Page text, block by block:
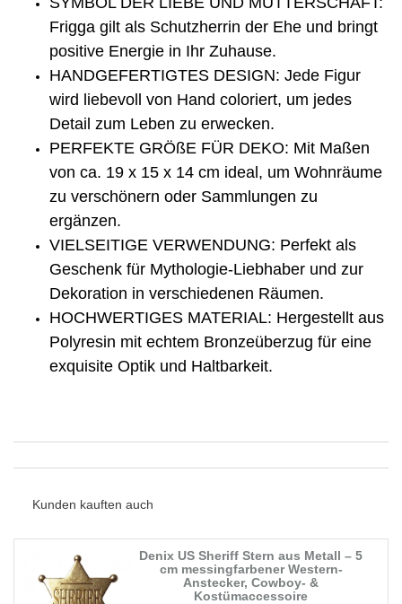
Frigga gilt als Schutzherrin der Ehe und bringt
positive Energie in Ihr Zuhause.
HANDGEFERTIGTES DESIGN: Jede Figur
wird liebevoll von Hand coloriert, um jedes
Detail zum Leben zu erwecken.
PERFEKTE GRÖßE FÜR DEKO: Mit Maßen
von ca. 19 x 15 x 14 cm ideal, um Wohnräume
zu verschönern oder Sammlungen zu
ergänzen.
VIELSEITIGE VERWENDUNG: Perfekt als
Geschenk für Mythologie-Liebhaber und zur
Dekoration in verschiedenen Räumen.
HOCHWERTIGES MATERIAL: Hergestellt aus
Polyresin mit echtem Bronzeüberzug für eine
exquisite Optik und Haltbarkeit.
Kunden kauften auch
Denix US Sheriff Stern aus Metall – 5
cm messingfarbener Western-
Anstecker, Cowboy- &
Kostümaccessoire